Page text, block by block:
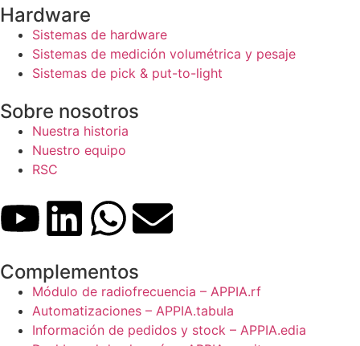
Hardware
Sistemas de hardware
Sistemas de medición volumétrica y pesaje
Sistemas de pick & put-to-light
Sobre nosotros
Nuestra historia
Nuestro equipo
RSC
Complementos
Módulo de radiofrecuencia – APPIA.rf
Automatizaciones – APPIA.tabula
Información de pedidos y stock – APPIA.edia